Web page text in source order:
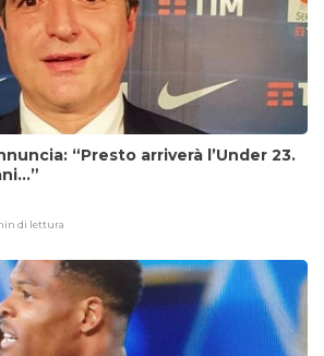
“Presto arriverà l’Under 23.
di lettura